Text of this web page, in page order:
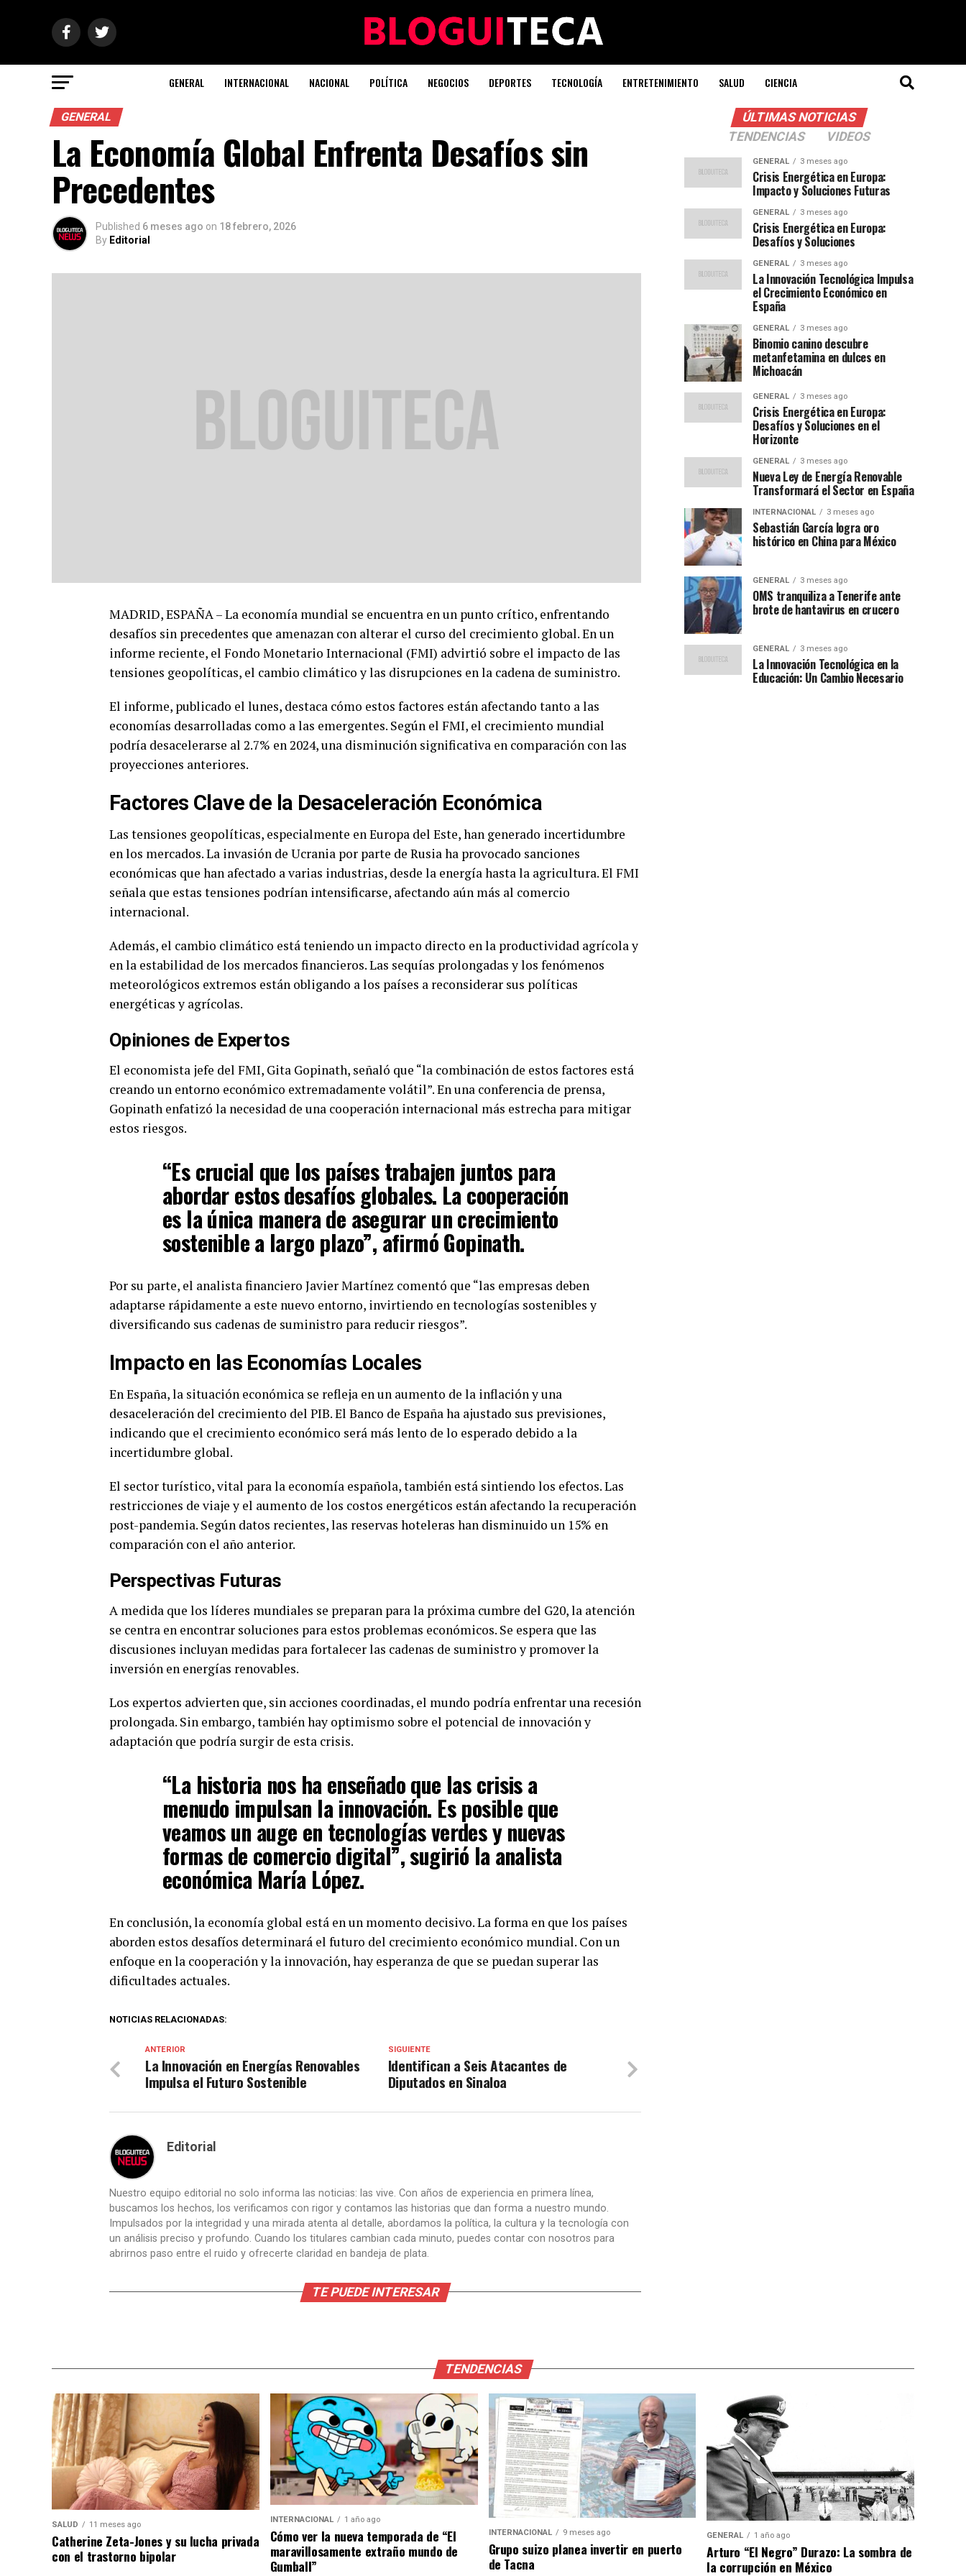
GENERAL INTERNACIONAL NACIONAL POLÍTICA NEGOCIOS DEPORTES TECNOLOGÍA ENTRETENIMIENTO SALUD CIENCIA
GENERAL
La Economía Global Enfrenta Desafíos sin
Precedentes
Published 6 meses ago on 18 febrero, 2026
By Editorial
MADRID, ESPAÑA – La economía mundial se encuentra en un punto crítico, enfrentando
desafíos sin precedentes que amenazan con alterar el curso del crecimiento global. En un
informe reciente, el Fondo Monetario Internacional (FMI) advirtió sobre el impacto de las
tensiones geopolíticas, el cambio climático y las disrupciones en la cadena de suministro.
El informe, publicado el lunes, destaca cómo estos factores están afectando tanto a las
economías desarrolladas como a las emergentes. Según el FMI, el crecimiento mundial
podría desacelerarse al 2.7% en 2024, una disminución significativa en comparación con las
proyecciones anteriores.
Factores Clave de la Desaceleración Económica
Las tensiones geopolíticas, especialmente en Europa del Este, han generado incertidumbre
en los mercados. La invasión de Ucrania por parte de Rusia ha provocado sanciones
económicas que han afectado a varias industrias, desde la energía hasta la agricultura. El FMI
señala que estas tensiones podrían intensificarse, afectando aún más al comercio
internacional.
Además, el cambio climático está teniendo un impacto directo en la productividad agrícola y
en la estabilidad de los mercados financieros. Las sequías prolongadas y los fenómenos
meteorológicos extremos están obligando a los países a reconsiderar sus políticas
energéticas y agrícolas.
Opiniones de Expertos
El economista jefe del FMI, Gita Gopinath, señaló que “la combinación de estos factores está
creando un entorno económico extremadamente volátil”. En una conferencia de prensa,
Gopinath enfatizó la necesidad de una cooperación internacional más estrecha para mitigar
estos riesgos.
“Es crucial que los países trabajen juntos para
abordar estos desafíos globales. La cooperación
es la única manera de asegurar un crecimiento
sostenible a largo plazo”, afirmó Gopinath.
Por su parte, el analista financiero Javier Martínez comentó que “las empresas deben
adaptarse rápidamente a este nuevo entorno, invirtiendo en tecnologías sostenibles y
diversificando sus cadenas de suministro para reducir riesgos”.
Impacto en las Economías Locales
En España, la situación económica se refleja en un aumento de la inflación y una
desaceleración del crecimiento del PIB. El Banco de España ha ajustado sus previsiones,
indicando que el crecimiento económico será más lento de lo esperado debido a la
incertidumbre global.
El sector turístico, vital para la economía española, también está sintiendo los efectos. Las
restricciones de viaje y el aumento de los costos energéticos están afectando la recuperación
post-pandemia. Según datos recientes, las reservas hoteleras han disminuido un 15% en
comparación con el año anterior.
Perspectivas Futuras
A medida que los líderes mundiales se preparan para la próxima cumbre del G20, la atención
se centra en encontrar soluciones para estos problemas económicos. Se espera que las
discusiones incluyan medidas para fortalecer las cadenas de suministro y promover la
inversión en energías renovables.
Los expertos advierten que, sin acciones coordinadas, el mundo podría enfrentar una recesión
prolongada. Sin embargo, también hay optimismo sobre el potencial de innovación y
adaptación que podría surgir de esta crisis.
“La historia nos ha enseñado que las crisis a
menudo impulsan la innovación. Es posible que
veamos un auge en tecnologías verdes y nuevas
formas de comercio digital”, sugirió la analista
económica María López.
En conclusión, la economía global está en un momento decisivo. La forma en que los países
aborden estos desafíos determinará el futuro del crecimiento económico mundial. Con un
enfoque en la cooperación y la innovación, hay esperanza de que se puedan superar las
dificultades actuales.
NOTICIAS RELACIONADAS:
SIGUIENTE
Identifican a Seis Atacantes de
Diputados en Sinaloa
ANTERIOR
La Innovación en Energías Renovables
Impulsa el Futuro Sostenible
Editorial
Nuestro equipo editorial no solo informa las noticias: las vive. Con años de experiencia en primera línea,
buscamos los hechos, los verificamos con rigor y contamos las historias que dan forma a nuestro mundo.
Impulsados por la integridad y una mirada atenta al detalle, abordamos la política, la cultura y la tecnología con
un análisis preciso y profundo. Cuando los titulares cambian cada minuto, puedes contar con nosotros para
abrirnos paso entre el ruido y ofrecerte claridad en bandeja de plata.
TE PUEDE INTERESAR
ÚLTIMAS NOTICIAS
TENDENCIAS
VIDEOS
GENERAL 3 meses ago
Crisis Energética en Europa:
Impacto y Soluciones Futuras
GENERAL 3 meses ago
Crisis Energética en Europa:
Desafíos y Soluciones
GENERAL 3 meses ago
La Innovación Tecnológica Impulsa
el Crecimiento Económico en
España
GENERAL 3 meses ago
Binomio canino descubre
metanfetamina en dulces en
Michoacán
GENERAL 3 meses ago
Crisis Energética en Europa:
Desafíos y Soluciones en el
Horizonte
GENERAL 3 meses ago
Nueva Ley de Energía Renovable
Transformará el Sector en España
INTERNACIONAL 3 meses ago
Sebastián García logra oro
histórico en China para México
GENERAL 3 meses ago
OMS tranquiliza a Tenerife ante
brote de hantavirus en crucero
GENERAL 3 meses ago
La Innovación Tecnológica en la
Educación: Un Cambio Necesario
TENDENCIAS
SALUD 11 meses ago
Catherine Zeta-Jones y su lucha privada
con el trastorno bipolar
INTERNACIONAL 1 año ago
Cómo ver la nueva temporada de “El
maravillosamente extraño mundo de
Gumball”
INTERNACIONAL 9 meses ago
Grupo suizo planea invertir en puerto
de Tacna
GENERAL 1 año ago
Arturo “El Negro” Durazo: La sombra de
la corrupción en México